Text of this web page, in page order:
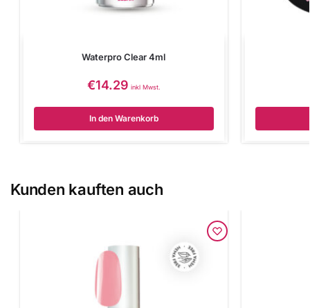
Waterpro Clear 4ml
€14.29 inkl Mwst.
In den Warenkorb
Kunden kauften auch